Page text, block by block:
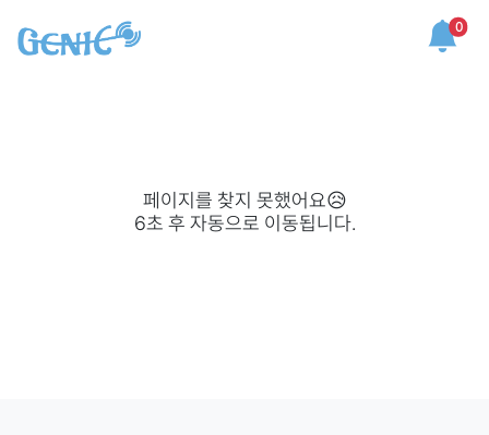
0
페이지를 찾지 못했어요😥
6초 후 자동으로 이동됩니다.